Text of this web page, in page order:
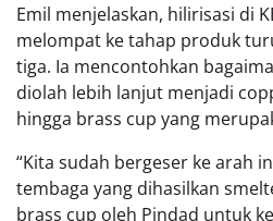
Emil menjelaskan, hilirisasi di
melompat ke tahap produk
tiga. Ia mencontohkan
diolah lebih lanjut menjadi
hingga brass cup yang
“Kita sudah bergeser ke arah
tembaga yang dihasilkan
brass cup oleh Pindad untuk